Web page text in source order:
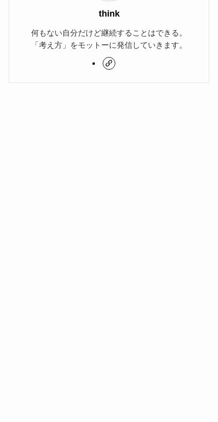
think
何もない自分だけど継続することはできる。
「考え方」をモットーに発信していきます。